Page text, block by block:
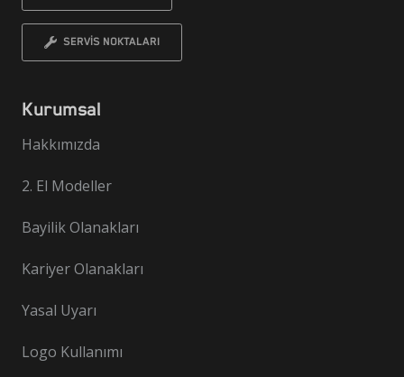
SERVİS NOKTALARI
Kurumsal
Hakkımızda
2. El Modeller
Bayilik Olanakları
Kariyer Olanakları
Yasal Uyarı
Logo Kullanımı